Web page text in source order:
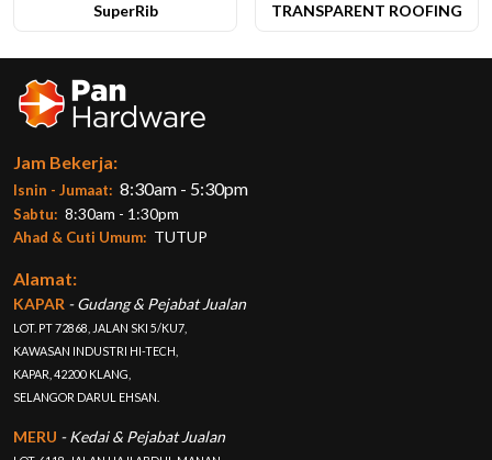
Lihat Butiran
SuperRib TRANSPARENT ROOFING
Jam Bekerja:
Isnin - Jumaat: 8:30am - 5:30pm
Sabtu: 8:30am - 1:30pm
Ahad & Cuti Umum: TUTUP
Alamat:
KAPAR - Gudang & Pejabat Jualan
LOT. PT 72868, JALAN SKI 5/KU7,
KAWASAN INDUSTRI HI-TECH,
KAPAR, 42200 KLANG,
SELANGOR DARUL EHSAN.
MERU - Kedai & Pejabat Jualan